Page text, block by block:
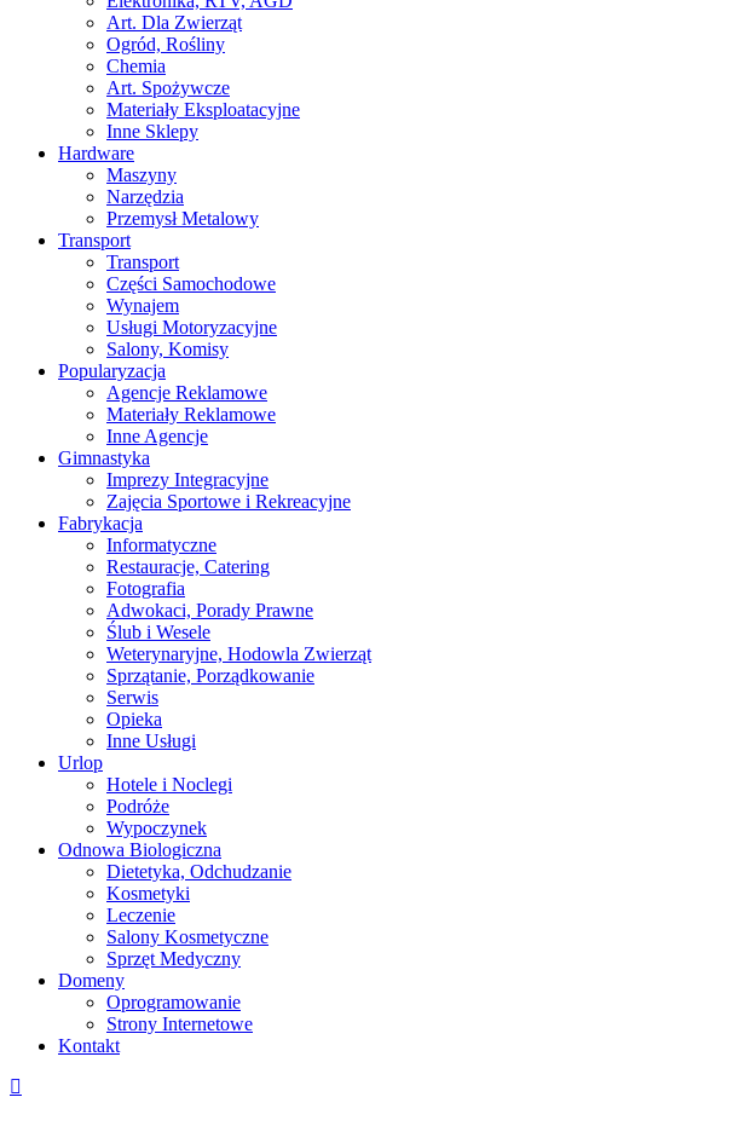
Art. Dla Zwierząt
Ogród, Rośliny
Chemia
Art. Spożywcze
Materiały Eksploatacyjne
Inne Sklepy
Hardware
Maszyny
Narzędzia
Przemysł Metalowy
Transport
Transport
Części Samochodowe
Wynajem
Usługi Motoryzacyjne
Salony, Komisy
Popularyzacja
Agencje Reklamowe
Materiały Reklamowe
Inne Agencje
Gimnastyka
Imprezy Integracyjne
Zajęcia Sportowe i Rekreacyjne
Fabrykacja
Informatyczne
Restauracje, Catering
Fotografia
Adwokaci, Porady Prawne
Ślub i Wesele
Weterynaryjne, Hodowla Zwierząt
Sprzątanie, Porządkowanie
Serwis
Opieka
Inne Usługi
Urlop
Hotele i Noclegi
Podróże
Wypoczynek
Odnowa Biologiczna
Dietetyka, Odchudzanie
Kosmetyki
Leczenie
Salony Kosmetyczne
Sprzęt Medyczny
Domeny
Oprogramowanie
Strony Internetowe
Kontakt